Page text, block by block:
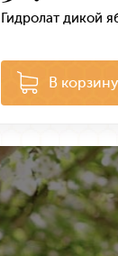
Гидролат дикой
В корзину